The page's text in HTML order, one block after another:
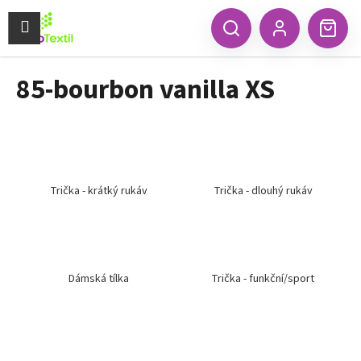
obsah
HledatPřihlášení
Menu
85-bourbon vanilla XS
Trička - krátký rukáv Trička - dlouhý rukáv
Dámská tílka Trička - funkční/sport
K
š Zpět
Zpět
C